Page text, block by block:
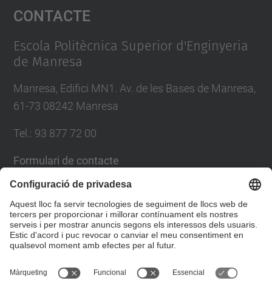
powered by
Contacte
Escola Politècnica Superior d'Enginyeria
de Manresa
Manresa, Edifici MN1. Av. de les Bases de Manresa,
61-73 08242 Manresa
Tel.: 93 877 72 00
Formulari de contacte
Llista Xarxes Socials